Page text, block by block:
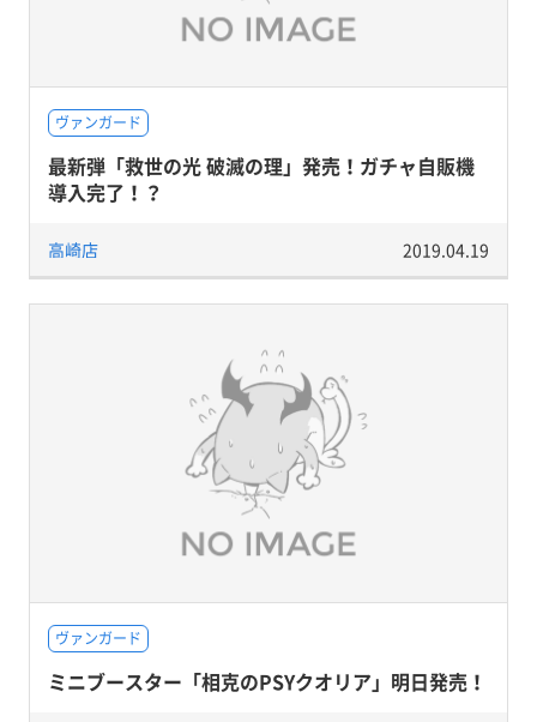
ヴァンガード
最新弾「救世の光 破滅の理」発売！ガチャ自販機
導入完了！？
高崎店 2019.04.19
ヴァンガード
ミニブースター「相克のPSYクオリア」明日発売！